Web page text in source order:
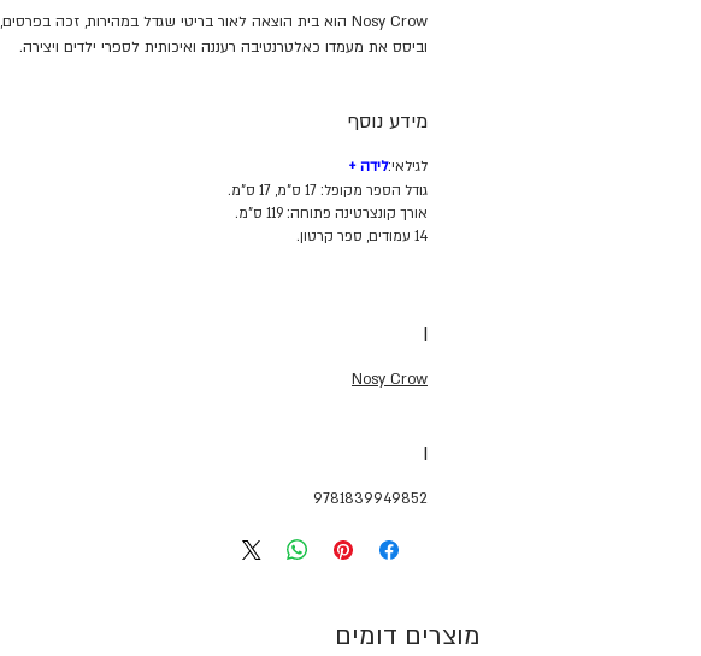
Nosy Crow הוא בית הוצאה לאור בריטי שגדל במהירות, זכה בפרסים,
וביסס את מעמדו כאלטרנטיבה רעננה ואיכותית לספרי ילדים ויצירה.
מידע נוסף
לגילאי:לידה +
גודל הספר מקופל: 17 ס"מ, 17 ס"מ.
אורך קונצרטינה פתוחה: 119 ס"מ.
14 עמודים, ספר קרטון.
I
Nosy Crow
I
9781839949852
מוצרים דומים